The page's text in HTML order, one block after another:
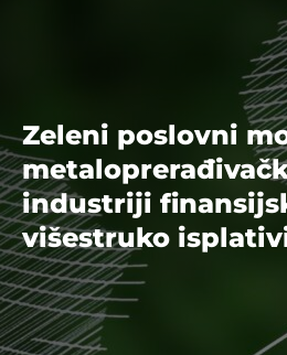
Zeleni poslovni
industriji
višestruko